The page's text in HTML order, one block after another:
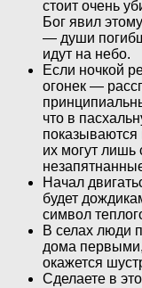
стоит очень
Бог явил
— души
идут на небо.
Если ночкой
огонек —
что в
показываются
их могут
Начал
будет
символ
В селах люди
дома первыми,
окажется
Сделаете в